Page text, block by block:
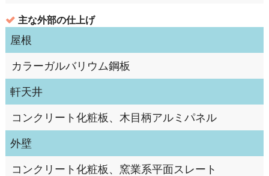
主な外部の仕上げ
屋根
カラーガルバリウム鋼板
軒天井
コンクリート化粧板、木目柄アルミパネル
外壁
コンクリート化粧板、窯業系平面スレート